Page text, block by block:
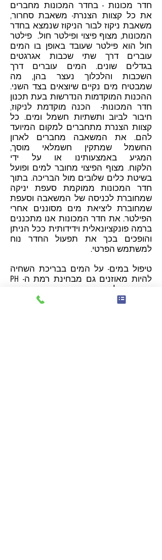
חדר מכונות - בחדר המכונות מחברים
את כל קצוות הצנרת- משאבת סחרור,
משאבת ניקוז לבור הניקוז שנמצא בחדר
המכונות, מצוף פיצוי ופילטר חול. פילטר
חול הוא פילטר שעובד באופן בו המים
עוברים דרך שתי שכבות אגרגטים
בגדלים שונים. המים עוברים דרך
השכבות והלכלוך נעצר בהן, מה
שמבטיח מים נקיים שיוצאים בצד השני.
ההכנות המוקדמות הנדרשות בעת תכנון
חדר המכונות- הכנה מוקדמת לניקוז,
חיבור לביוב ותשתיות חשמל ומים. כל
קצוות הצנרת מתחברים למקום המיועד
להם. את המשאבה מחברים לארון
החשמל שמתקין חשמלאי מוסך,
המגיע באמצעותינו או על ידי
הלקוח. מצוף הפיצוי מחובר למים ופועל
בשיטת כלים שלובים מול הבריכה. בתוך
חדר המכונות ממוקמת סעפת יניקה
שמחוברת לכניסה של המשאבה וסעפת
שמחוברת ליציאת מים מסוננים אחרי
הפילטר. את חדר המכונות אנו מתכננים
ברמה פונקציונאלית וידידותית ככל הניתן
והופכים בכך את תפעול החדר נוח
למשתמש הפרטי.
טיפול במים- על המים בבריכת השחיה
להיות מאוזנים גם מבחינת רמת ה- PH
ורמת הכלור בהם. את שיטת הכנסת
הכימיקלים למים ניתן לבצע במספר